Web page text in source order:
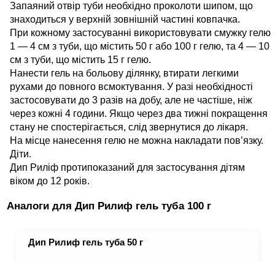
Запаяний отвір туби необхідно проколоти шипом, що
знаходиться у верхній зовнішній частині ковпачка.
При кожному застосуванні використовувати смужку гелю
1 ― 4 см з туби, що містить 50 г або 100 г гелю, та 4 ― 10
см з туби, що містить 15 г гелю.
Нанести гель на больову ділянку, втирати легкими
рухами до повного всмоктування. У разі необхідності
застосовувати до 3 разів на добу, але не частіше, ніж
через кожні 4 години. Якщо через два тижні покращення
стану не спостерігається, слід звернутися до лікаря.
На місце нанесення гелю не можна накладати пов’язку.
Діти.
Дип Риліф протипоказаний для застосування дітям
віком до 12 років.
Аналоги для Дип Рилиф гель туба 100 г
Дип Рилиф гель туба 50 г